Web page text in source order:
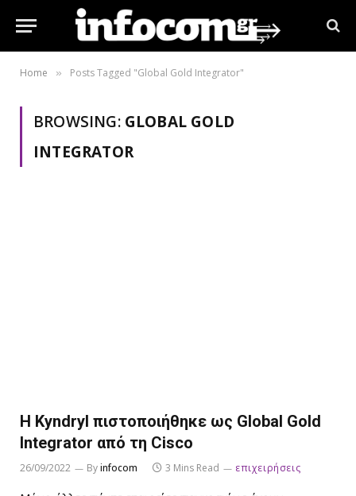
Home » Posts Tagged "Global Gold Integrator"
BROWSING: GLOBAL GOLD
INTEGRATOR
Η Kyndryl πιστοποιήθηκε ως Global Gold
Integrator από τη Cisco
26/09/2022 Byinfocom 3 Mins Read επιχειρήσεις